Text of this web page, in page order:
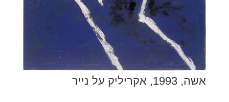
אשה, 1993, אקריליק על נייר